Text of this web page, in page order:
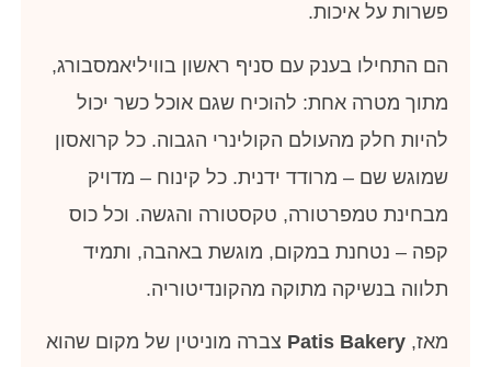
פשרות על איכות.
הם התחילו בענק עם סניף ראשון בוויליאמסבורג,
מתוך מטרה אחת: להוכיח שגם אוכל כשר יכול
להיות חלק מהעולם הקולינרי הגבוה. כל קרואסון
שמוגש שם – מרודד ידנית. כל קינוח – מדויק
מבחינת טמפרטורה, טקסטורה והגשה. וכל כוס
קפה – נטחנת במקום, מוגשת באהבה, ותמיד
תלווה בנשיקה מתוקה מהקונדיטוריה.
מאז, Patis Bakery צברה מוניטין של מקום שהוא